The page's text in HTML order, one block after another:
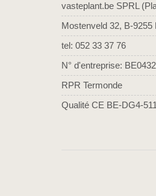
vasteplant.be SPRL
Mostenveld 32, B-9255
tel: 052 33 37 76
N° d'entreprise:
RPR Termonde
Qualité CE BE-DG4-